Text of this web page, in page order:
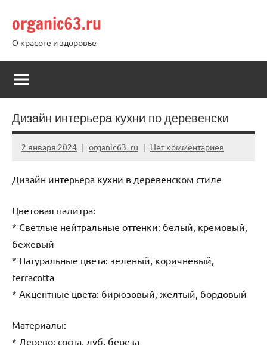
содержимому
organic63.ru
О красоте и здоровье
Дизайн интерьера кухни по деревенски
2 января 2024 organic63_ru Нет комментариев
Дизайн интерьера кухни в деревенском стиле
Цветовая палитра:
* Светлые нейтральные оттенки: белый, кремовый,
бежевый
* Натуральные цвета: зеленый, коричневый,
terracotta
* Акцентные цвета: бирюзовый, желтый, бордовый
Материалы:
* Дерево: сосна, дуб, береза